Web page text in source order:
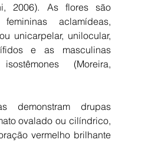
2006). As flores são
aclamídeas,
unicarpelar, unilocular,
e as masculinas
(Moreira,
demonstram drupas
ovalado ou cilíndrico,
vermelho brilhante